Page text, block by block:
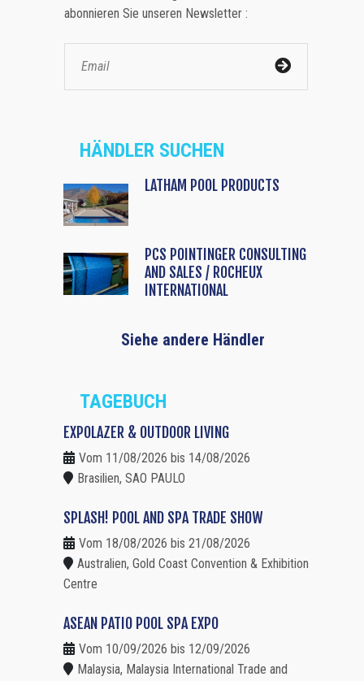
abonnieren Sie unseren Newsletter :
HÄNDLER SUCHEN
LATHAM POOL PRODUCTS
PCS POINTINGER CONSULTING
AND SALES / ROCHEUX
INTERNATIONAL
Siehe andere Händler
TAGEBUCH
EXPOLAZER & OUTDOOR LIVING
Vom 11/08/2026 bis 14/08/2026
Brasilien, SAO PAULO
SPLASH! POOL AND SPA TRADE SHOW
Vom 18/08/2026 bis 21/08/2026
Australien, Gold Coast Convention & Exhibition
Centre
ASEAN PATIO POOL SPA EXPO
Vom 10/09/2026 bis 12/09/2026
Malaysia, Malaysia International Trade and